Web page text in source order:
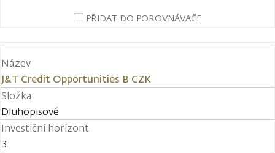
PŘIDAT DO POROVNÁVAČE
Název
J&T Credit Opportunities B CZK
Složka
Dluhopisové
Investiční horizont
3